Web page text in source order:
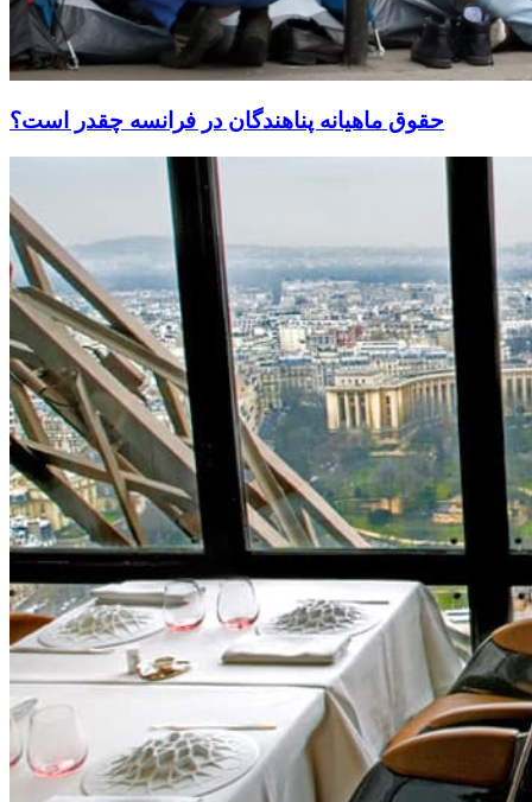
حقوق ماهیانه پناهندگان در فرانسه چقدر است؟